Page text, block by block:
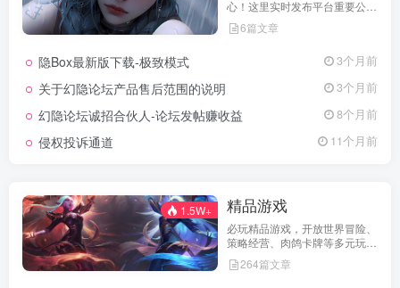
心！这里实时发布平台重要公
告、活动规则、功能更新、安全
提醒及用户权益说明，确保每位
们坚持公开透明，通过权威通知
坛获得更优质、安全的使用体
验！立即查看，不错过关键信
息！
6篇文章
隐Box最新版下载-极致模式 3个月前
关于幻隐论坛产品售后范围的说明 3个月前
幻隐论坛诚招合伙人-论坛发帖赚收益 8个月前
侵权投诉通道 11个月前
1.5W+ 精品游戏
必玩精品游戏，开放世界冒险、
策略经营、肉鸽卡牌等多元玩
法，满足不同玩家的喜好 。
264篇文章